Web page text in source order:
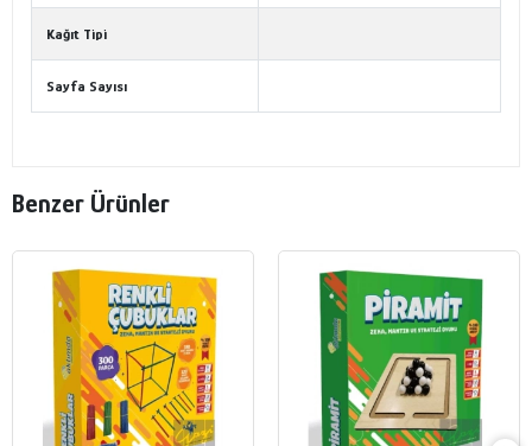
Kağıt Tipi
Sayfa Sayısı
Benzer Ürünler